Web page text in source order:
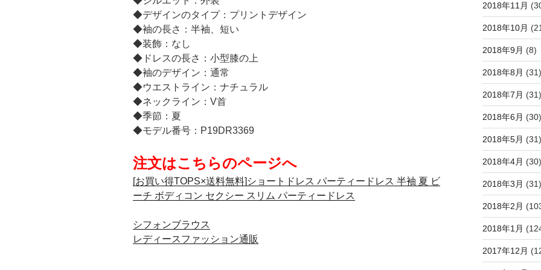
◆デザインのタイプ：プリントデザイン
◆袖の長さ：半袖、短い
◆装飾：なし
◆ドレスの長さ：小型膝の上
◆袖のデザイン：通常
◆ウエストライン：ナチュラル
◆ネックライン：V首
◆季節：夏
◆モデル番号：P19DR3369
注文はこちらのページへ
[お買い得TOPS×送料無料]ショートドレス パーティードレス 半袖 夏 ビ
ーチ ボディコン セクシー スリム パーティードレス
シフォンブラウス
レディースファッション通販
2018年11月
2018年10月
2018年9月 (8)
2018年8月 (31)
2018年7月 (31)
2018年6月 (30)
2018年5月 (31)
2018年4月 (30)
2018年3月 (31)
2018年2月
2018年1月
2017年12月